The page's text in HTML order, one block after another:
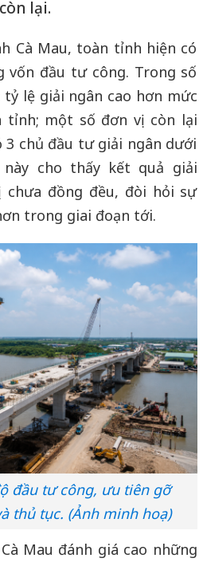
lại.
Cà Mau, toàn tỉnh hiện có
vốn đầu tư công. Trong số
tỷ lệ giải ngân cao hơn mức
tỉnh; một số đơn vị còn lại
chủ đầu tư giải ngân dưới
này cho thấy kết quả giải
chưa đồng đều, đòi hỏi sự
trong giai đoạn tới.
đầu tư công, ưu tiên gỡ
thủ tục. (Ảnh minh hoạ)
Mau đánh giá cao những